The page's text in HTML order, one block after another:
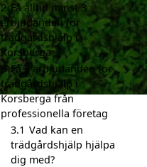
2 Få alltid minst 3
erbjudanden för
trädgårdshjälp i
Korsberga
3 Få 3 erbjudanden för
trädgårdshjälp i
Korsberga från
professionella företag
3.1 Vad kan en
trädgårdshjälp hjälpa
dig med?